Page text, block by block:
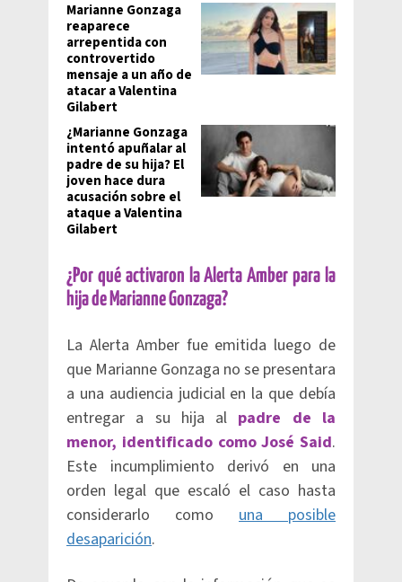
Marianne Gonzaga
reaparece
arrepentida con
controvertido
mensaje a un año de
atacar a Valentina
Gilabert
¿Marianne Gonzaga
intentó apuñalar al
padre de su hija? El
joven hace dura
acusación sobre el
ataque a Valentina
Gilabert
¿Por qué activaron la Alerta Amber para la
hija de Marianne Gonzaga?
La Alerta Amber fue emitida luego de
que Marianne Gonzaga no se presentara
a una audiencia judicial en la que debía
entregar a su hija al padre de la
menor, identificado como José Said.
Este incumplimiento derivó en una
orden legal que escaló el caso hasta
considerarlo como una posible
desaparición.